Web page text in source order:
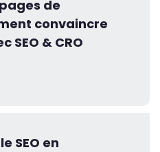
de
convaincre
SEO & CRO
SEO en